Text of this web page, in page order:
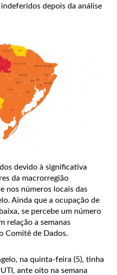
depois da análise
devido à significativa
da macrorregião
nos números locais das
Ainda que a ocupação de
se percebe um número
relação a semanas
Comitê de Dados.
na quinta-feira (5), tinha
ante oito na semana